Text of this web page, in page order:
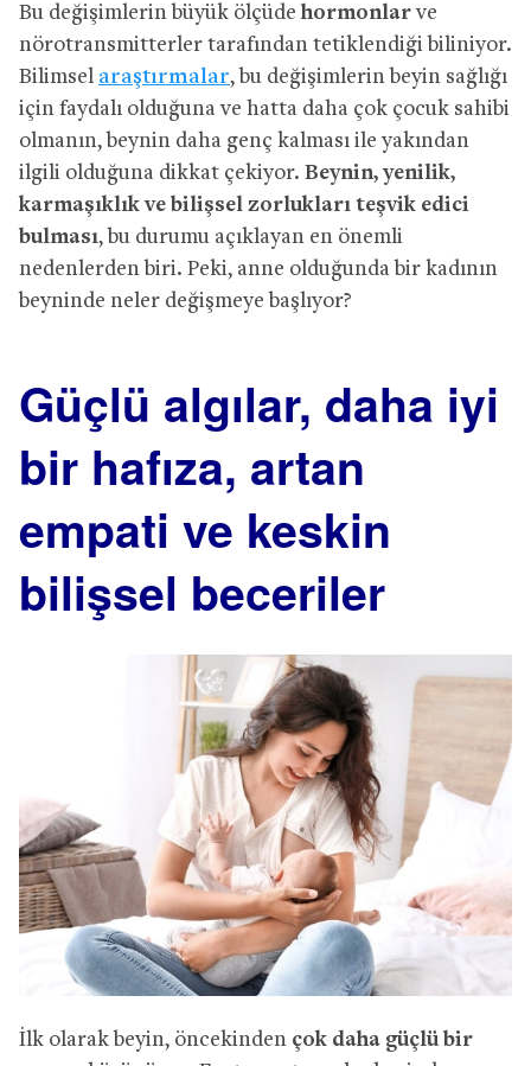
Bu değişimlerin büyük ölçüde hormonlarve
nörotransmitterler tarafından tetiklendiği biliniyor.
Bilimsel araştırmalar, bu değişimlerin beyin sağlığı
için faydalı olduğuna ve hatta daha çok çocuk sahibi
olmanın, beynin daha genç kalması ile yakından
ilgili olduğuna dikkat çekiyor. Beynin, yenilik,
karmaşıklık ve bilişsel zorlukları teşvik edici
bulması, bu durumu açıklayan en önemli
nedenlerden biri. Peki, anne olduğunda bir kadının
beyninde neler değişmeye başlıyor?
Güçlü algılar, daha iyi
bir hafıza, artan
empati ve keskin
bilişsel beceriler
İlk olarak beyin, öncekinden çok daha güçlü bir